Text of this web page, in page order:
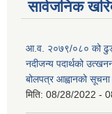
सार्वजनिक
आ.व. २०७९/०८० को
नदीजन्य पदार्थको
बोलपत्र आह्वानको
मिति: 08/28/2022 -